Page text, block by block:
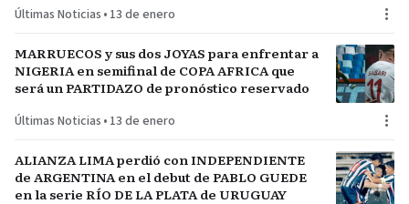
Últimas Noticias • 13 de enero
MARRUECOS y sus dos JOYAS para enfrentar a
NIGERIA en semifinal de COPA AFRICA que
será un PARTIDAZO de pronóstico reservado
Últimas Noticias • 13 de enero
ALIANZA LIMA perdió con INDEPENDIENTE
de ARGENTINA en el debut de PABLO GUEDE
en la serie RÍO DE LA PLATA de URUGUAY